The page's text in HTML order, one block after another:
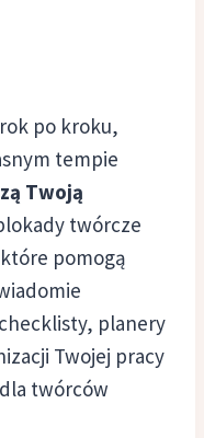
po kroku,
tempie
Twoją
twórcze
pomogą
planery
Twojej pracy
twórców